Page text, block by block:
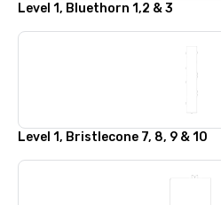
Level 1, Bluethorn 1,2 & 3
Level 1, Bristlecone 7, 8, 9 & 10